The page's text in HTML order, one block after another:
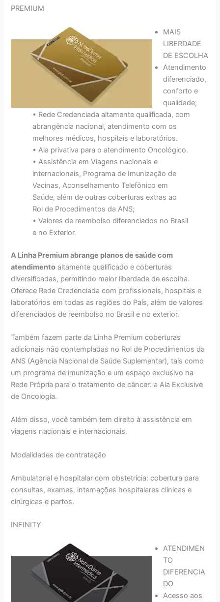
PREMIUM
MAIS
LIBERDADE
DE ESCOLHA
Atendimento
diferenciado,
conforto e
qualidade;
• Rede Credenciada altamente qualificada, com
abrangência nacional, atendimento com os
melhores médicos, hospitais e laboratórios.
• Ala privativa para o atendimento Oncológico.
• Assistência em Viagens nacionais e
internacionais, Programa de Imunização de
Vacinas, Aconselhamento Telefônico em
Saúde, além de outras coberturas extras ao
Rol de Procedimentos da ANS;
• Valores de reembolso diferenciados no Brasil
e no Exterior.
A Linha Premium abrange planos de saúde com
atendimento altamente qualificado e coberturas
diversificadas, permitindo maior liberdade de escolha.
Oferece Rede Credenciada com profissionais, hospitais e
laboratórios em todas as regiões do País, além de valores
diferenciados de reembolso no Brasil e no exterior.
Também fazem parte da Linha Premium coberturas
adicionais não contempladas no Rol de Procedimentos da
ANS (Agência Nacional de Saúde Suplementar), tais como
um programa de imunização e um espaço exclusivo na
Rede Própria para o tratamento de câncer: a Ala Exclusive
de Oncologia.
Além disso, você também tem direito à assistência em
viagens nacionais e internacionais.
Modalidades de contratação
Ambulatorial e hospitalar com obstetrícia: cobertura para
consultas, exames, internações hospitalares clínicas e
cirúrgicas e partos.
INFINITY
ATENDIMEN
TO
DIFERENCIA
DO
Acesso aos